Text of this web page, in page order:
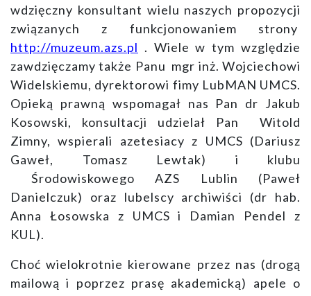
wdzięczny konsultant wielu naszych propozycji
związanych z funkcjonowaniem strony
http://muzeum.azs.pl . Wiele w tym względzie
zawdzięczamy także Panu mgr inż. Wojciechowi
Widelskiemu, dyrektorowi fimy LubMAN UMCS.
Opieką prawną wspomagał nas Pan dr Jakub
Kosowski, konsultacji udzielał Pan Witold
Zimny, wspierali azetesiacy z UMCS (Dariusz
Gaweł, Tomasz Lewtak) i klubu
Środowiskowego AZS Lublin (Paweł
Danielczuk) oraz lubelscy archiwiści (dr hab.
Anna Łosowska z UMCS i Damian Pendel z
KUL).
Choć wielokrotnie kierowane przez nas (drogą
mailową i poprzez prasę akademicką) apele o